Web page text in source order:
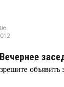
объявить